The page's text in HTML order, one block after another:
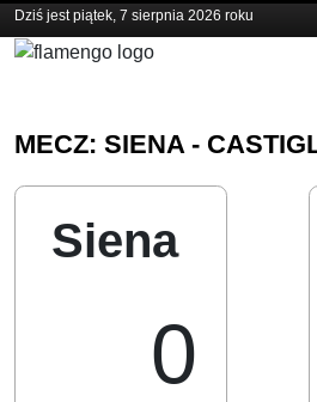
Dziś jest piątek, 7 sierpnia 2026 roku
MECZ: SIENA -
Siena
0